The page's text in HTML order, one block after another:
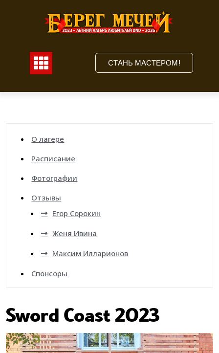
содержимому
СТАНЬ МАСТЕРОМ!
О лагере
Расписание
Фотографии
Отзывы
Егор Сорокин
Женя Ивина
Максим Илларионов
Спонсоры
Sword Coast 2023